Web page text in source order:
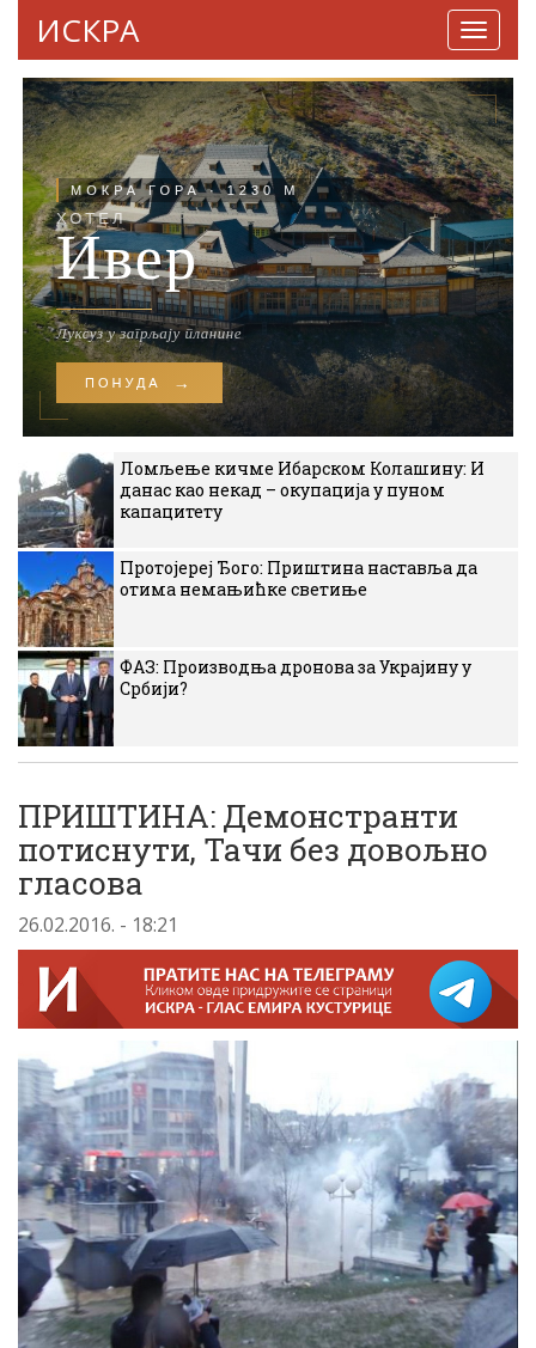
ИСКРА
Ломљење кичме Ибарском Колашину: И
данас као некад – окупација у пуном
капацитету
Протојереј Ђого: Приштина наставља да
отима немањићке светиње
ФАЗ: Производња дронова за Украјину у
Србији?
ПРИШТИНА: Демонстранти
потиснути, Тачи без довољно
гласова
26.02.2016. - 18:21